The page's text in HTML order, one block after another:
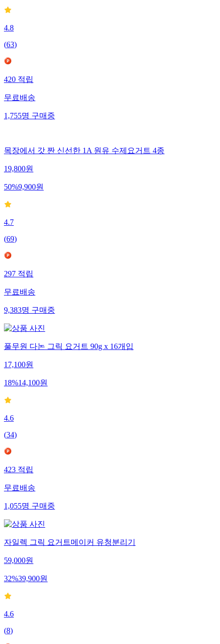
4.8
(63)
420적립
무료배송
1,755명구매중
목장에서 갓 짠 신선한 1A 원유 수제요거트 4종
19,800원
50%9,900원
4.7
(69)
297적립
무료배송
9,383명구매중
풀무원 다논 그릭 요거트 90g x 16개입
17,100원
18%14,100원
4.6
(34)
423적립
무료배송
1,055명구매중
자일렉 그릭 요거트메이커 유청분리기
59,000원
32%39,900원
4.6
(8)